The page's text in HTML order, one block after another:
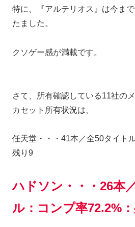
特に、『アルテリオス』は今ま
たました。
クソゲー感が満載です。
さて、所有確認している11社の
カセット所有状況は、
任天堂・・・41本／全50タイト
残り9
ハドソン・・・26本
ル：コンプ率72.2%